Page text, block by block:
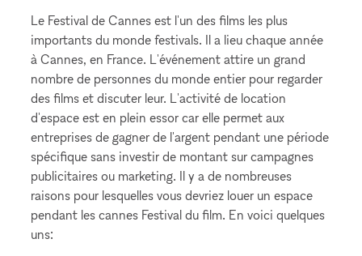
Le Festival de Cannes est l'un des films les plus
importants du monde festivals. Il a lieu chaque année
à Cannes, en France. L'événement attire un grand
nombre de personnes du monde entier pour regarder
des films et discuter leur. L'activité de location
d'espace est en plein essor car elle permet aux
entreprises de gagner de l'argent pendant une période
spécifique sans investir de montant sur campagnes
publicitaires ou marketing. Il y a de nombreuses
raisons pour lesquelles vous devriez louer un espace
pendant les cannes Festival du film. En voici quelques
uns: